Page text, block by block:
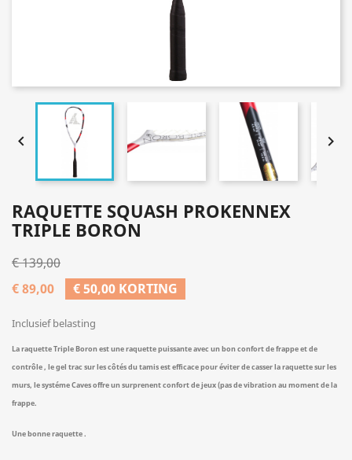
 
RAQUETTE SQUASH PROKENNEX
TRIPLE BORON
€ 139,00
€ 89,00
€ 50,00 KORTING
Inclusief belasting
La raquette Triple Boron est une raquette puissante avec un bon confort de frappe et de
contrôle , le gel trac sur les côtés du tamis est efficace pour éviter de casser la raquette sur les
murs, le systéme Caves offre un surprenent confort de jeux (pas de vibration au moment de la
frappe.
Une bonne raquette .